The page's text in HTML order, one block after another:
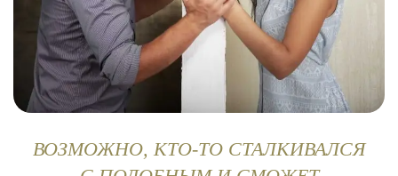
ВОЗМОЖНО, КТО-ТО СТАЛКИВАЛСЯ